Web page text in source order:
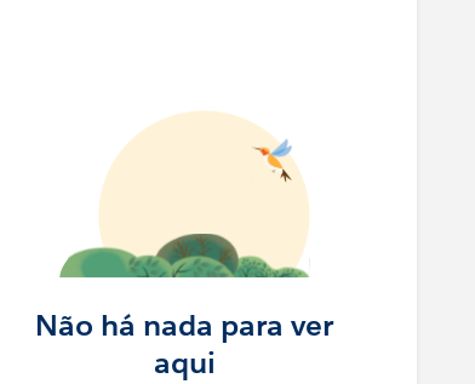
Não há nada para ver
aqui